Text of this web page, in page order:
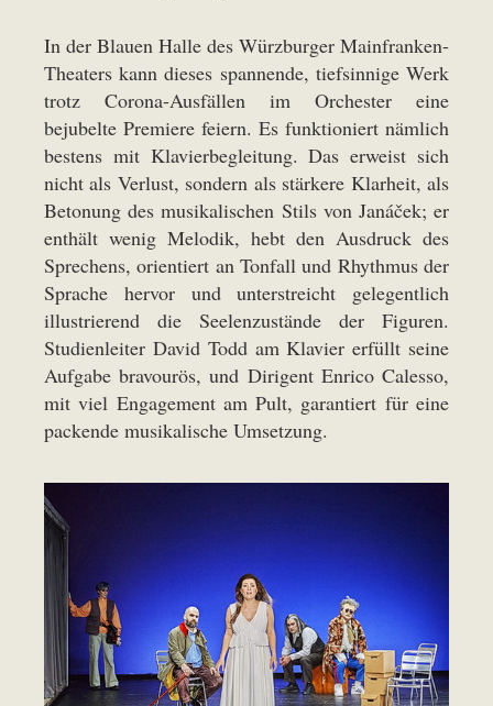
In der Blauen Halle des Würzburger Mainfranken-
Theaters kann dieses spannende, tiefsinnige Werk
trotz Corona-Ausfällen im Orchester eine
bejubelte Premiere feiern. Es funktioniert nämlich
bestens mit Klavierbegleitung. Das erweist sich
nicht als Verlust, sondern als stärkere Klarheit, als
Betonung des musikalischen Stils von Janáček; er
enthält wenig Melodik, hebt den Ausdruck des
Sprechens, orientiert an Tonfall und Rhythmus der
Sprache hervor und unterstreicht gelegentlich
illustrierend die Seelenzustände der Figuren.
Studienleiter David Todd am Klavier erfüllt seine
Aufgabe bravourös, und Dirigent Enrico Calesso,
mit viel Engagement am Pult, garantiert für eine
packende musikalische Umsetzung.